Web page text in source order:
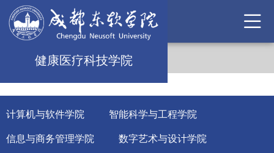
健康医疗科技学院
计算机与软件学院 智能科学与工程学院
信息与商务管理学院 数字艺术与设计学院